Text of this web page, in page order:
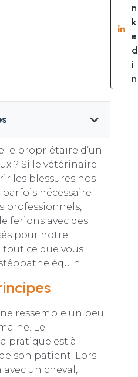
n
k
e
d
i
n
le propriétaire d’un
? Si le vétérinaire
les blessures nos
nécessaire
professionnels,
ferions avec des
pour notre
ce que vous
équin.
ressemble un peu
Le
pratique est à
de son patient. Lors
un cheval,